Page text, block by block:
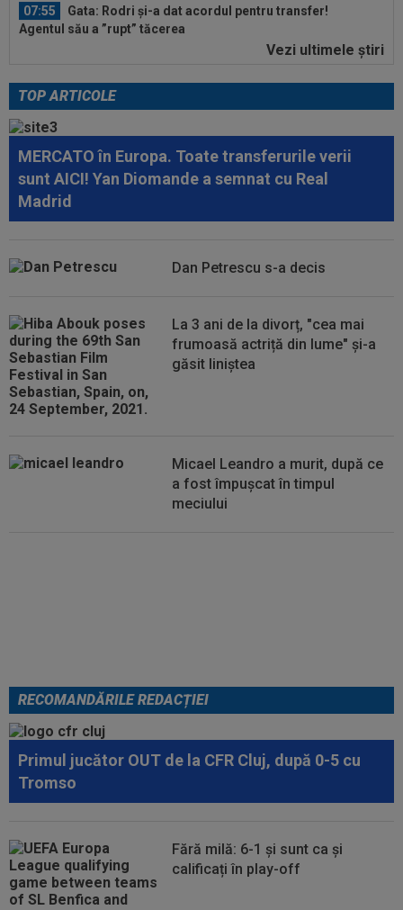
Agentul său a ”rupt” tăcerea
Fără milă: 6-1 și sunt ca și calificați în play-off
08:47 VIDEO EXCLUSIV
Dan Nistor a spus cum se
menține în formă, la 38 de ani: ”Sunt de la țară!”
08:30
UTA - Rapid, LIVE VIDEO, ora 21:00, în direct la
Digi Sport 1. Se anunță un...
08:27
S-a încheiat ”telenovela” transferului lui Julian
08:26
Vinicius Junior, mesaj pentru Florentino Perez
Vezi ultimele ştiri
TOP ARTICOLE
MERCATO în Europa. Toate transferurile verii
sunt AICI! Yan Diomande a semnat cu Real
Madrid
Dan Petrescu s-a decis
La 3 ani de la divorț, "cea mai
frumoasă actriță din lume" și-a
găsit liniștea
Micael Leandro a murit, după ce
a fost împușcat în timpul
meciului
RECOMANDĂRILE REDACȚIEI
Primul jucător OUT de la CFR Cluj, după 0-5 cu
Tromso
Fără milă: 6-1 și sunt ca și
calificați în play-off